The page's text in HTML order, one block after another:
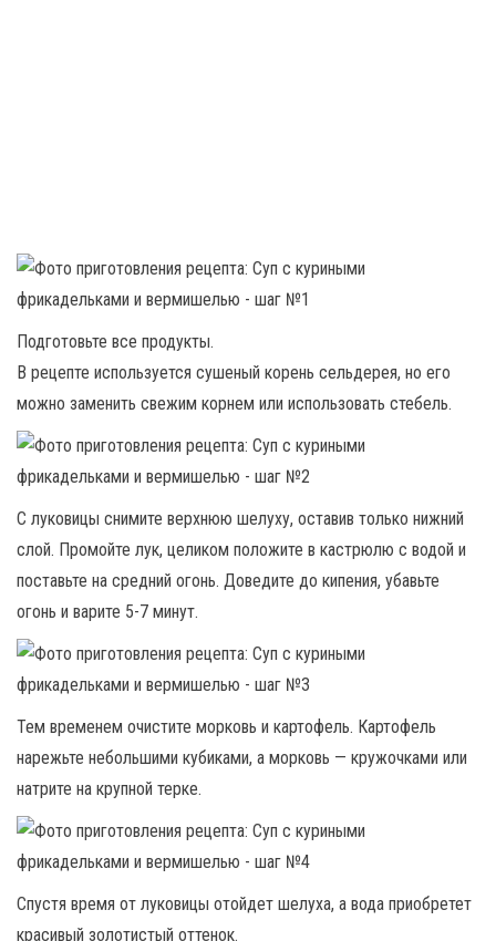
Подготовьте все продукты.
В рецепте используется сушеный корень сельдерея, но его
можно заменить свежим корнем или использовать стебель.
С луковицы снимите верхнюю шелуху, оставив только нижний
слой. Промойте лук, целиком положите в кастрюлю с водой и
поставьте на средний огонь. Доведите до кипения, убавьте
огонь и варите 5-7 минут.
Тем временем очистите морковь и картофель. Картофель
нарежьте небольшими кубиками, а морковь — кружочками или
натрите на крупной терке.
Спустя время от луковицы отойдет шелуха, а вода приобретет
красивый золотистый оттенок.